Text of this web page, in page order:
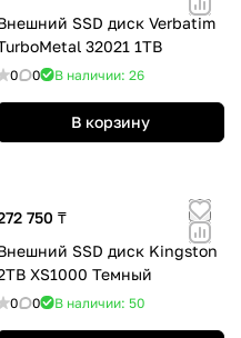
SSD диск Verbatim
32021 1TB
0 0 В наличии: 26
В корзину
750 ₸
SSD диск Kingston
XS1000 Темный
0 0 В наличии: 50